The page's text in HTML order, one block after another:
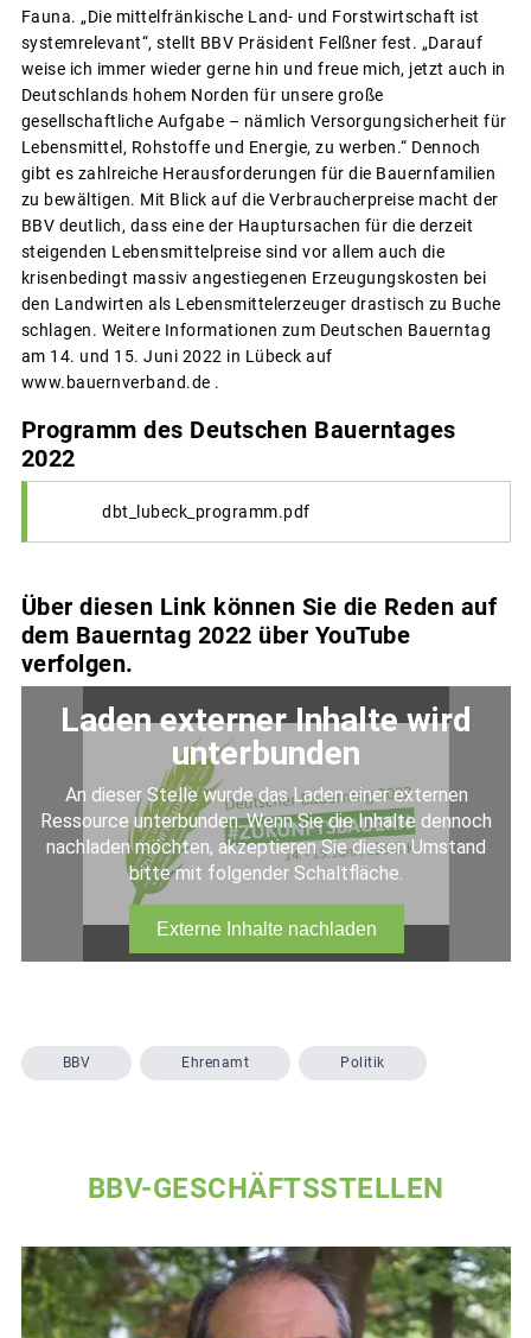
Fauna. „Die mittelfränkische Land- und Forstwirtschaft ist
systemrelevant“, stellt BBV Präsident Felßner fest. „Darauf
weise ich immer wieder gerne hin und freue mich, jetzt auch in
Deutschlands hohem Norden für unsere große
gesellschaftliche Aufgabe – nämlich Versorgungsicherheit für
Lebensmittel, Rohstoffe und Energie, zu werben.“ Dennoch
gibt es zahlreiche Herausforderungen für die Bauernfamilien
zu bewältigen. Mit Blick auf die Verbraucherpreise macht der
BBV deutlich, dass eine der Hauptursachen für die derzeit
steigenden Lebensmittelpreise sind vor allem auch die
krisenbedingt massiv angestiegenen Erzeugungskosten bei
den Landwirten als Lebensmittelerzeuger drastisch zu Buche
schlagen. Weitere Informationen zum Deutschen Bauerntag
am 14. und 15. Juni 2022 in Lübeck auf
www.bauernverband.de .
Programm des Deutschen Bauerntages
2022
dbt_lubeck_programm.pdf
Über diesen Link können Sie die Reden auf
dem Bauerntag 2022 über YouTube
verfolgen.
BBV Ehrenamt Politik
BBV-GESCHÄFTSSTELLEN